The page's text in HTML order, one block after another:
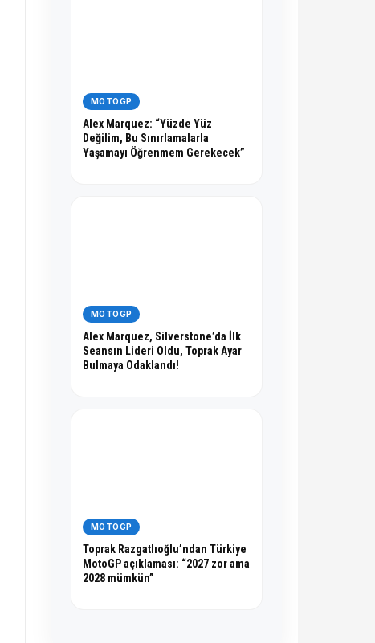
MOTOGP
Alex Marquez: “Yüzde Yüz
Değilim, Bu Sınırlamalarla
Yaşamayı Öğrenmem Gerekecek”
MOTOGP
Alex Marquez, Silverstone’da İlk
Seansın Lideri Oldu, Toprak Ayar
Bulmaya Odaklandı!
MOTOGP
Toprak Razgatlıoğlu’ndan Türkiye
MotoGP açıklaması: “2027 zor ama
2028 mümkün”